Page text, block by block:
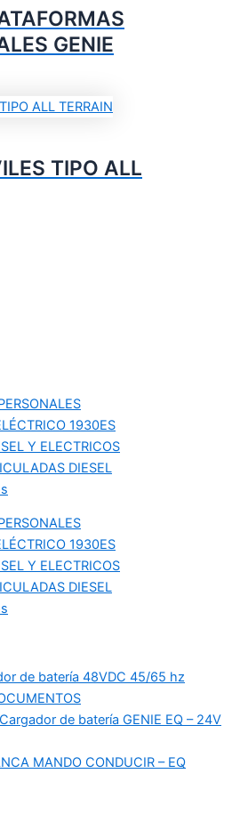
GENIE
TIPO ALL
1930ES
Y ELECTRICOS
DIESEL
1930ES
Y ELECTRICOS
DIESEL
de batería 48VDC 45/65 hz
de batería GENIE EQ – 24V
MANDO CONDUCIR – EQ